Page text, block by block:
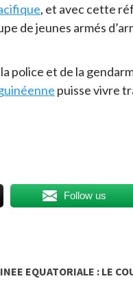
, et avec cette
de jeunes armés
police et de la
puisse vivre
Follow us
EQUATORIALE : LE